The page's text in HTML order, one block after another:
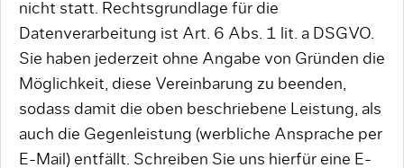
nicht statt. Rechtsgrundlage für die
Datenverarbeitung ist Art. 6 Abs. 1 lit. a DSGVO.
Sie haben jederzeit ohne Angabe von Gründen die
Möglichkeit, diese Vereinbarung zu beenden,
sodass damit die oben beschriebene Leistung, als
auch die Gegenleistung (werbliche Ansprache per
E-Mail) entfällt. Schreiben Sie uns hierfür eine E-